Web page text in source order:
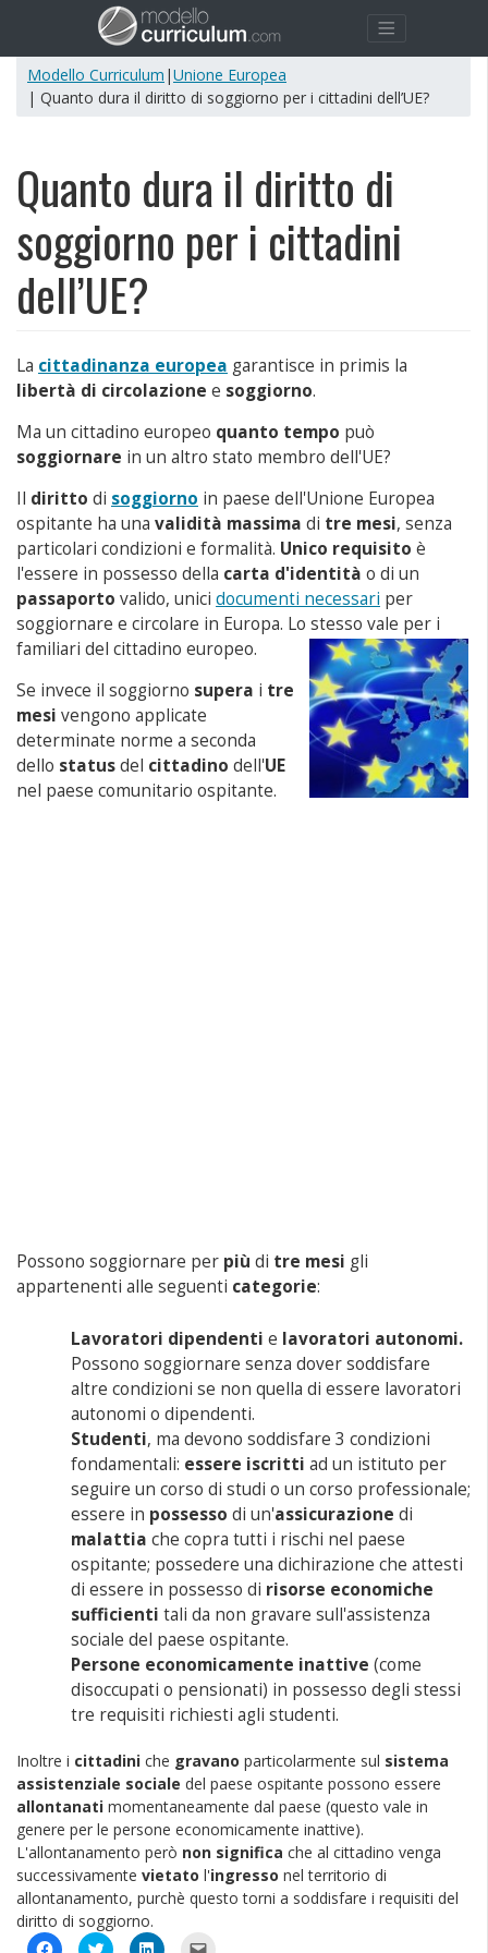
Modello Curriculum |Unione Europea
| Quanto dura il diritto di soggiorno per i cittadini dell’UE?
Quanto dura il diritto di
soggiorno per i cittadini
dell’UE?
La cittadinanza europea garantisce in primis la
libertà di circolazione e soggiorno.
Ma un cittadino europeo quanto tempo può
soggiornare in un altro stato membro dell'UE?
Il diritto di soggiorno in paese dell'Unione Europea
ospitante ha una validità massima di tre mesi, senza
particolari condizioni e formalità. Unico requisito è
l'essere in possesso della carta d'identità o di un
passaporto valido, unici documenti necessari per
soggiornare e circolare in Europa. Lo stesso vale per i
familiari del cittadino europeo.
Se invece il soggiorno supera i tre
mesi vengono applicate
determinate norme a seconda
dello statusdel cittadino dell'UE
nel paese comunitario ospitante.
Possono soggiornare per più di tre mesi gli
appartenenti alle seguenti categorie:
Lavoratori dipendentie lavoratori autonomi.
Possono soggiornare senza dover soddisfare
altre condizioni se non quella di essere lavoratori
autonomi o dipendenti.
Studenti, ma devono soddisfare 3 condizioni
fondamentali: essere iscrittiad un istituto per
seguire un corso di studi o un corso professionale;
essere in possessodi un'assicurazionedi
malattia che copra tutti i rischi nel paese
ospitante; possedere una dichirazione che attesti
di essere in possesso di risorse economiche
sufficienti tali da non gravare sull'assistenza
sociale del paese ospitante.
Persone economicamente inattive (come
disoccupati o pensionati) in possesso degli stessi
tre requisiti richiesti agli studenti.
Inoltre i cittadini che gravano particolarmente sul sistema
assistenziale sociale del paese ospitante possono essere
allontanati momentaneamente dal paese (questo vale in
genere per le persone economicamente inattive).
L'allontanamento però non significa che al cittadino venga
successivamente vietato l'ingresso nel territorio di
allontanamento, purchè questo torni a soddisfare i requisiti del
diritto di soggiorno.
Fai Fai Fai